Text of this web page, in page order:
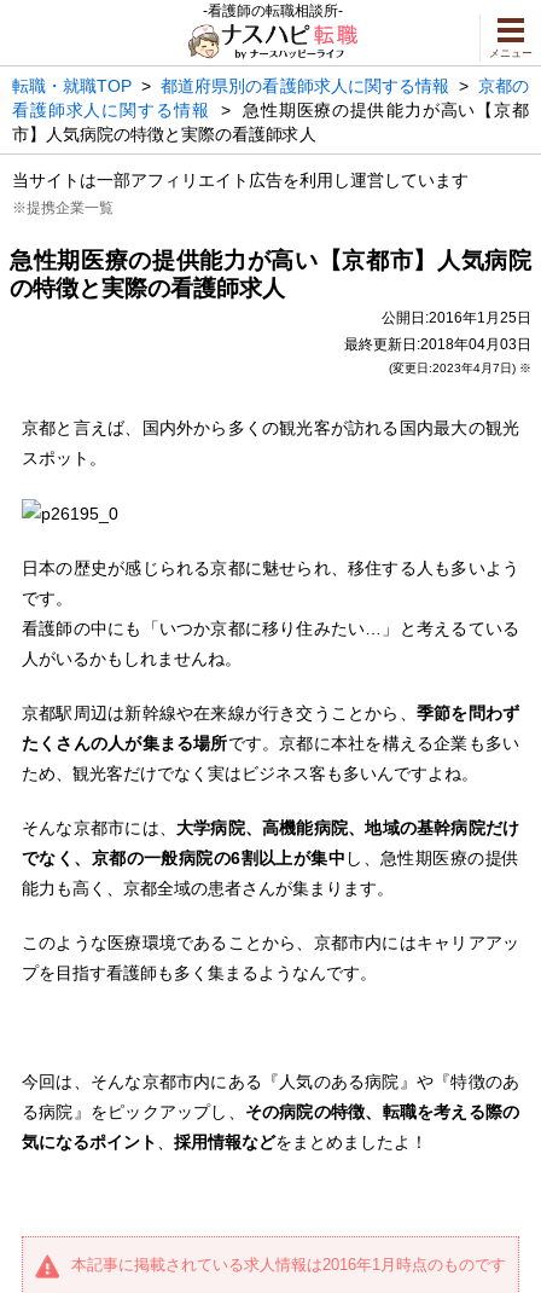
-看護師の転職相談所-
メニュー
転職・就職TOP >都道府県別の看護師求人に関する情報 > 京都の
看護師求人に関する情報 >急性期医療の提供能力が高い【京都
市】人気病院の特徴と実際の看護師求人
当サイトは一部アフィリエイト広告を利用し運営しています
※提携企業一覧
急性期医療の提供能力が高い【京都市】人気病院
の特徴と実際の看護師求人
公開日:2016年1月25日
最終更新日:2018年04月03日
(変更日:2023年4月7日) ※
京都と言えば、国内外から多くの観光客が訪れる国内最大の観光
スポット。
日本の歴史が感じられる京都に魅せられ、移住する人も多いよう
です。
看護師の中にも「いつか京都に移り住みたい…」と考えるている
人がいるかもしれませんね。
京都駅周辺は新幹線や在来線が行き交うことから、 季節を問わず
たくさんの人が集まる場所です。京都に本社を構える企業も多い
ため、観光客だけでなく実はビジネス客も多いんですよね。
そんな京都市には、 大学病院、高機能病院、地域の基幹病院だけ
でなく、京都の一般病院の6割以上が集中 し、急性期医療の提供
能力も高く、京都全域の患者さんが集まります。
このような医療環境であることから、京都市内にはキャリアアッ
プを目指す看護師も多く集まるようなんです。
今回は、そんな京都市内にある『人気のある病院』や『特徴のあ
る病院』をピックアップし、 その病院の特徴、転職を考える際の
気になるポイント
採用情報などをまとめましたよ！
本記事に掲載されている求人情報は2016年1月時点のものです